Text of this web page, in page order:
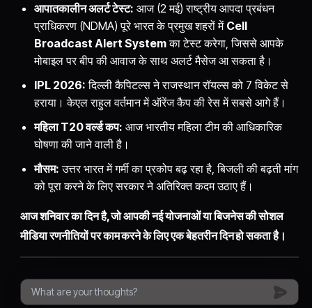
आपातकालीन अलर्ट टेस्ट: आज (2 मई) राष्ट्रीय आपदा प्रबंधन
प्राधिकरण (NDMA) पूरे भारत के प्रमुख शहरों में Cell
Broadcast Alert Systemका टेस्ट करेगा, जिससे आपके
मोबाइल पर बीप की आवाज के साथ अलर्ट मैसेज आ सकता है।
IPL 2026: दिल्ली कैपिटल्स ने राजस्थान रॉयल्स को 7 विकेट से
हराया। केएल राहुल वर्तमान में ऑरेंज कैप की रेस में सबसे आगे हैं।
महिला T20 वर्ल्ड कप: आज भारतीय महिला टीम की आधिकारिक
घोषणा की जाने वाली है।
मौसम: उत्तर भारत में गर्मी का प्रकोप बढ़ रहा है, बिजली की बढ़ती मांग
को पूरा करने के लिए सरकार ने अतिरिक्त कदम उठाए हैं।
आज शनिवार का दिन है, जो आपकी नई योजनाओं या बिजनेस की सोशल
मीडिया रणनीतियों पर काम करने के लिए एक बेहतरीन दिन हो सकता है।